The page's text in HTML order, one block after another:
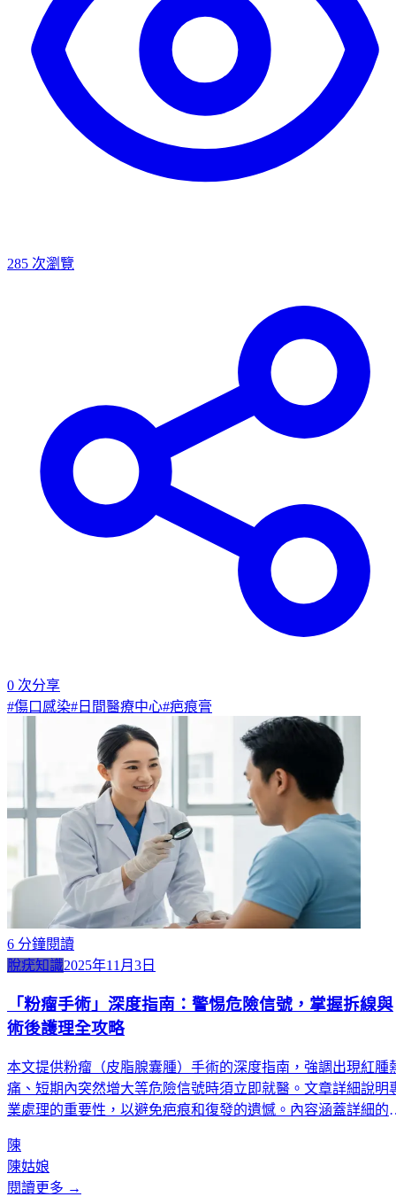
285 次瀏覽
0 次分享
#傷口感染# 日間醫療中心#疤痕膏
6 分鐘閱讀
脫疣知識2025年11月3日
「粉瘤手術」深度指南：警惕危險信號，掌握拆線與
術後護理全攻略
本文提供粉瘤（皮脂腺囊腫）手術的深度指南，強調出現紅腫
痛、短期內突然增大等危險信號時須立即就醫。文章詳細說明
業處理的重要性，以避免疤痕和復發的遺憾。內容涵蓋詳細的
至四肢10-14天）的拆線時間表。同時介紹 K-Centric 在合規格
菌手術室內，由專業團隊提供安全、徹底的微創手術治療。
陳
陳姑娘
閱讀更多 →